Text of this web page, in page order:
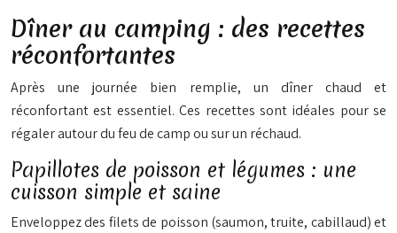
Dîner au camping : des recettes
réconfortantes
Après une journée bien remplie, un dîner chaud et
réconfortant est essentiel. Ces recettes sont idéales pour se
régaler autour du feu de camp ou sur un réchaud.
Papillotes de poisson et légumes : une
cuisson simple et saine
Enveloppez des filets de poisson (saumon, truite, cabillaud) et